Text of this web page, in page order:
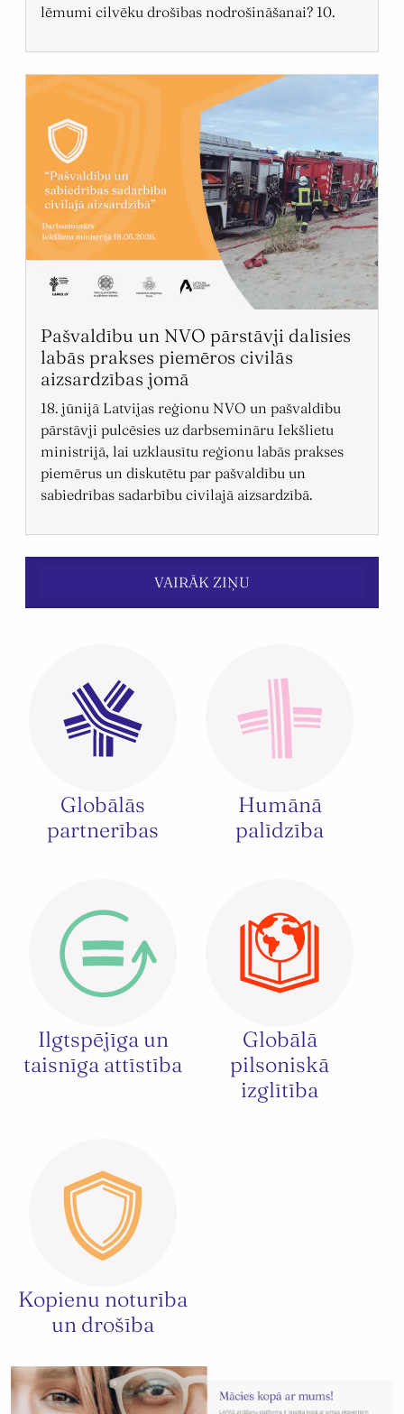
lēmumi cilvēku drošības nodrošināšanai? 10.
Pašvaldību un NVO pārstāvji dalīsies
labās prakses piemēros civilās
aizsardzības jomā
18. jūnijā Latvijas reģionu NVO un pašvaldību
pārstāvji pulcēsies uz darbsemināru Iekšlietu
ministrijā, lai uzklausītu reģionu labās prakses
piemērus un diskutētu par pašvaldību un
sabiedrības sadarbību civilajā aizsardzībā.
VAIRĀK ZIŅU
Globālās
partnerības
Humānā
palīdzība
Ilgtspējīga un
taisnīga attīstība
Globālā
pilsoniskā
izglītība
Kopienu noturība
un drošība